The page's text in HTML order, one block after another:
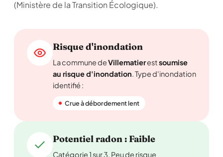
(Ministère de la Transition Écologique).
Risque d'inondation
La commune deVillematierestsoumise
au risque d'inondation. Type d'inondation
identifié :
Crue à débordement lent
Potentiel radon : Faible
Catégorie 1 sur 3. Peu de risque